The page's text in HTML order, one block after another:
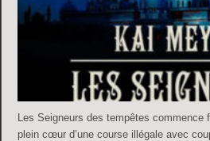
Les Seigneurs des tempêtes commence
plein cœur d’une course illégale avec